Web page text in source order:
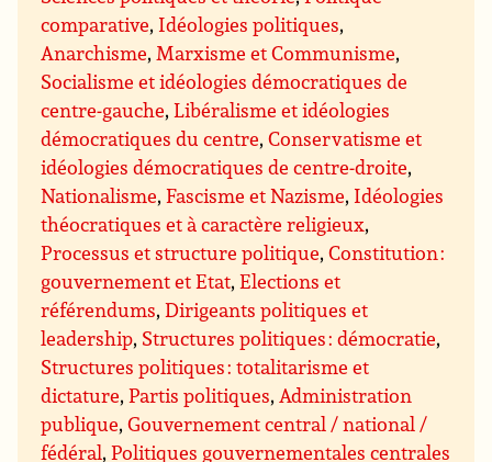
comparative, Idéologies politiques,
Anarchisme,Marxisme et Communisme,
Socialisme et idéologies démocratiques de
centre-gauche,Libéralisme et idéologies
démocratiques du centre,Conservatisme et
idéologies démocratiques de centre-droite,
Nationalisme,Fascisme et Nazisme, Idéologies
théocratiques et à caractère religieux,
Processus et structure politique,Constitution :
gouvernement et Etat,Elections et
référendums,Dirigeants politiques et
leadership, Structures politiques : démocratie,
Structures politiques : totalitarisme et
dictature,Partis politiques,Administration
publique,Gouvernement central / national /
fédéral,Politiques gouvernementales centrales